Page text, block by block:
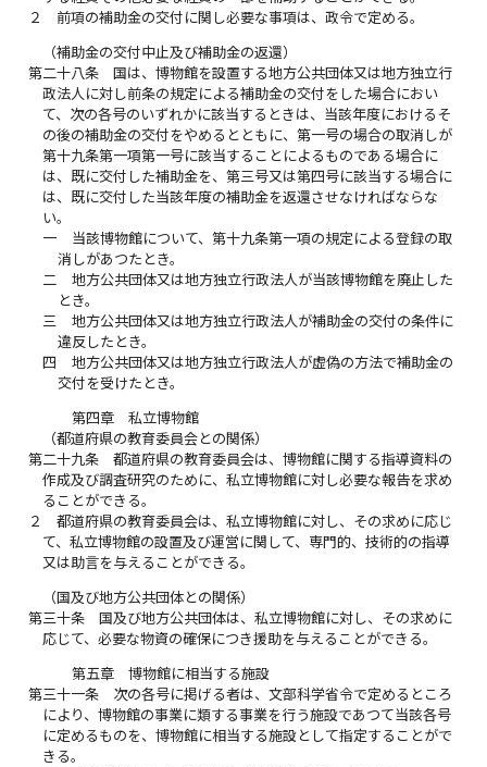
２
前項の補助金の交付に関し必要な事項は、政令で定める。
（補助金の交付中止及び補助金の返還）
第二十八条
国は、博物館を設置する地方公共団体又は地方独立行
政法人に対し前条の規定による補助金の交付をした場合におい
て、次の各号のいずれかに該当するときは、当該年度におけるそ
の後の補助金の交付をやめるとともに、第一号の場合の取消しが
第十九条第一項第一号に該当することによるものである場合に
は、既に交付した補助金を、第三号又は第四号に該当する場合に
は、既に交付した当該年度の補助金を返還させなければならな
い。
一
当該博物館について、第十九条第一項の規定による登録の取
消しがあつたとき。
二
地方公共団体又は地方独立行政法人が当該博物館を廃止した
とき。
三
地方公共団体又は地方独立行政法人が補助金の交付の条件に
違反したとき。
四
地方公共団体又は地方独立行政法人が虚偽の方法で補助金の
交付を受けたとき。
第四章 私立博物館
（都道府県の教育委員会との関係）
第二十九条
都道府県の教育委員会は、博物館に関する指導資料の
作成及び調査研究のために、私立博物館に対し必要な報告を求め
ることができる。
２
都道府県の教育委員会は、私立博物館に対し、その求めに応じ
て、私立博物館の設置及び運営に関して、専門的、技術的の指導
又は助言を与えることができる。
（国及び地方公共団体との関係）
第三十条
国及び地方公共団体は、私立博物館に対し、その求めに
応じて、必要な物資の確保につき援助を与えることができる。
第五章 博物館に相当する施設
第三十一条
次の各号に掲げる者は、文部科学省令で定めるところ
により、博物館の事業に類する事業を行う施設であつて当該各号
に定めるものを、博物館に相当する施設として指定することがで
きる。